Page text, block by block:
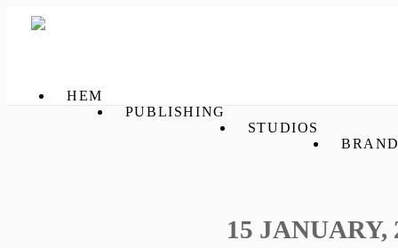
HEM
PUBLISHING
STUDIOS
15 JANUARY,